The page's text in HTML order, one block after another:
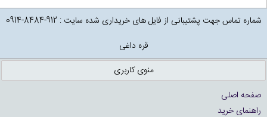
شماره تماس جهت پشتیبانی از فایل های خریداری شده سایت : 912-8484-0914
قره داغی
منوی کاربری
صفحه اصلی
راهنمای خرید